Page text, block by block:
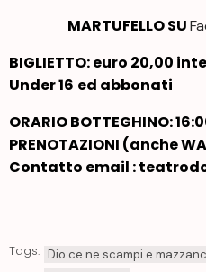
MARTUFELLO SU
BIGLIETTO: euro 20,00
Under 16 ed abbonati
ORARIO BOTTEGHINO:
PRENOTAZIONI (anche
Contatto email :
Tags: Dio ce ne scampi e